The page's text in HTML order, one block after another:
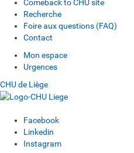
Comeback to CHU site
Recherche
Foire aux questions (FAQ)
Contact
Mon espace
Urgences
CHU de Liège
Facebook
Linkedin
Instagram